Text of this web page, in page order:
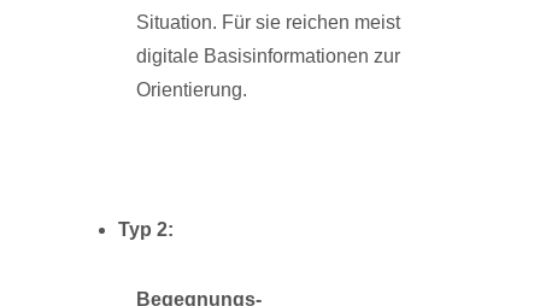
Situation. Für sie reichen meist
digitale Basisinformationen zur
Orientierung.
Typ 2:
Begegnungs-